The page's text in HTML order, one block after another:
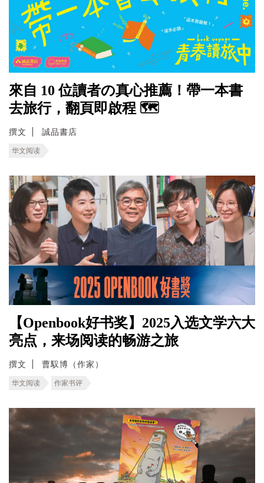
來自 10 位讀者の真心推薦！帶一本書
去旅行，翻頁即啟程 🗺️
撰文 誠品書店
华文阅读
【Openbook好书奖】2025入选文学六大
亮点，来场阅读的畅游之旅
撰文 曹馭博（作家）
华文阅读 作家书评